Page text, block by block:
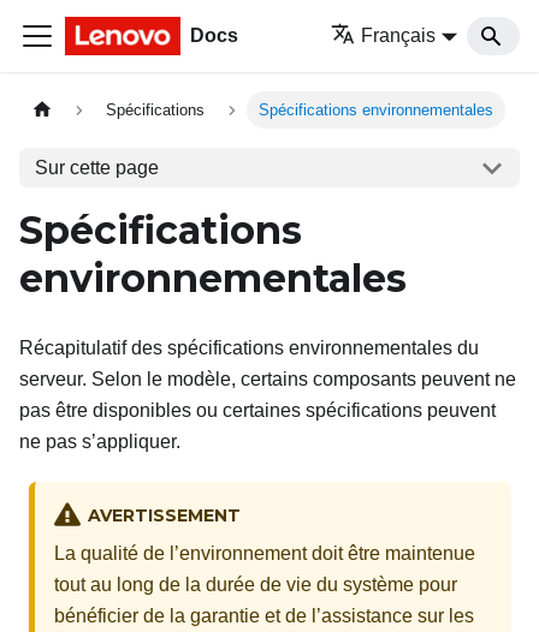
Docs Français
Spécifications Spécifications environnementales
Sur cette page
Spécifications
environnementales
Récapitulatif des spécifications environnementales du
serveur. Selon le modèle, certains composants peuvent ne
pas être disponibles ou certaines spécifications peuvent
ne pas s’appliquer.
AVERTISSEMENT
La qualité de l’environnement doit être maintenue
tout au long de la durée de vie du système pour
bénéficier de la garantie et de l’assistance sur les